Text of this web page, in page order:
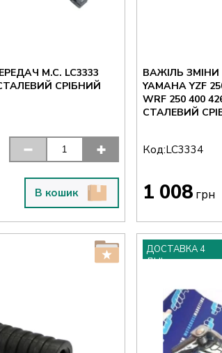
M.C. LC3333
СРІБНИЙ
В кошик
ВАЖІЛЬ ЗМІНИ
YAMAHA YZF
WRF 250 400
СТАЛЕВИЙ
Код:LC3334
1 008 грн
ДОСТАВКА 4
ДНІ